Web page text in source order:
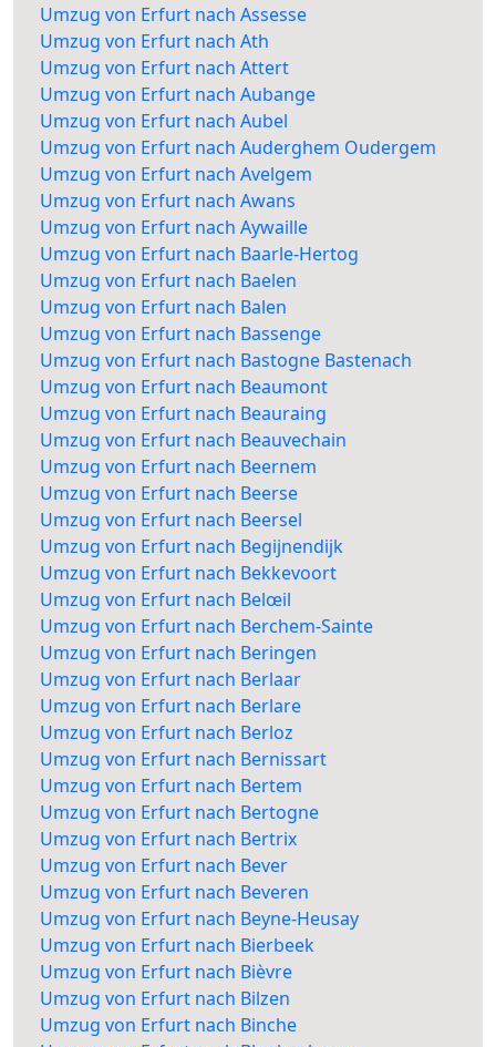
Umzug von Erfurt nach Assesse
Umzug von Erfurt nach Ath
Umzug von Erfurt nach Attert
Umzug von Erfurt nach Aubange
Umzug von Erfurt nach Aubel
Umzug von Erfurt nach Auderghem Oudergem
Umzug von Erfurt nach Avelgem
Umzug von Erfurt nach Awans
Umzug von Erfurt nach Aywaille
Umzug von Erfurt nach Baarle-Hertog
Umzug von Erfurt nach Baelen
Umzug von Erfurt nach Balen
Umzug von Erfurt nach Bassenge
Umzug von Erfurt nach Bastogne Bastenach
Umzug von Erfurt nach Beaumont
Umzug von Erfurt nach Beauraing
Umzug von Erfurt nach Beauvechain
Umzug von Erfurt nach Beernem
Umzug von Erfurt nach Beerse
Umzug von Erfurt nach Beersel
Umzug von Erfurt nach Begijnendijk
Umzug von Erfurt nach Bekkevoort
Umzug von Erfurt nach Belœil
Umzug von Erfurt nach Berchem-Sainte
Umzug von Erfurt nach Beringen
Umzug von Erfurt nach Berlaar
Umzug von Erfurt nach Berlare
Umzug von Erfurt nach Berloz
Umzug von Erfurt nach Bernissart
Umzug von Erfurt nach Bertem
Umzug von Erfurt nach Bertogne
Umzug von Erfurt nach Bertrix
Umzug von Erfurt nach Bever
Umzug von Erfurt nach Beveren
Umzug von Erfurt nach Beyne-Heusay
Umzug von Erfurt nach Bierbeek
Umzug von Erfurt nach Bièvre
Umzug von Erfurt nach Bilzen
Umzug von Erfurt nach Binche